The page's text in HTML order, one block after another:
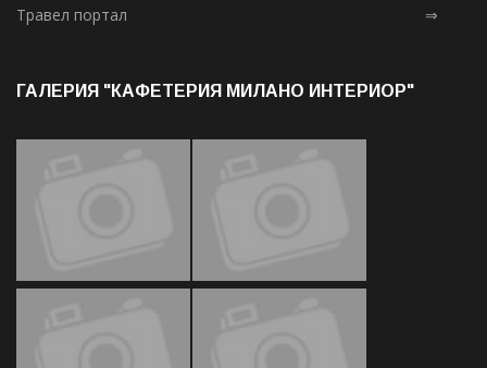
Травел портал ⇒
ГАЛЕРИЯ "КАФЕТЕРИЯ МИЛАНО ИНТЕРИОР"